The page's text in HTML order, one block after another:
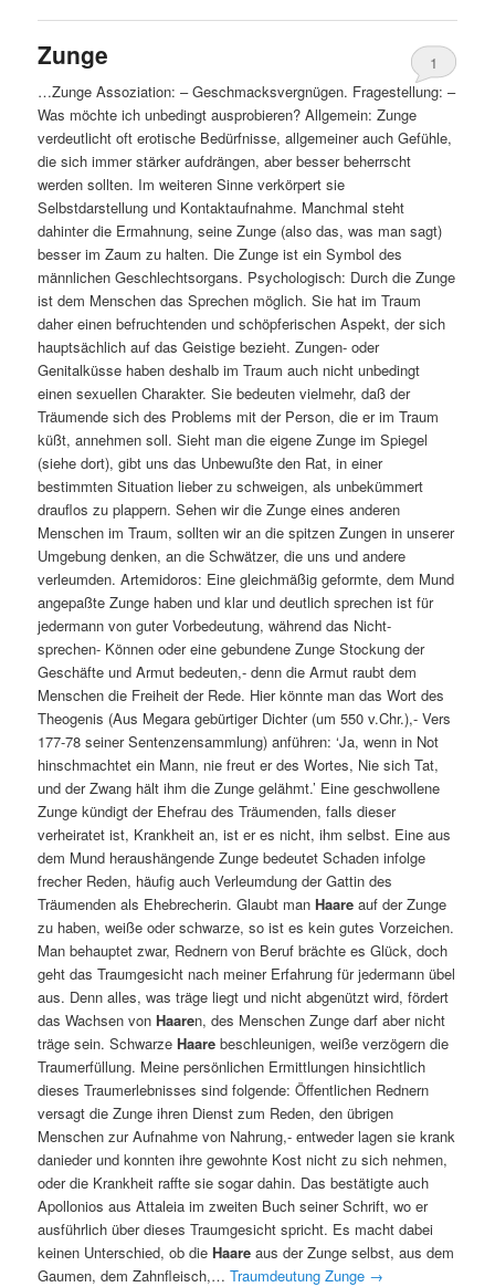
Zunge
1
…Zunge Assoziation: – Geschmacksvergnügen. Fragestellung: –
Was möchte ich unbedingt ausprobieren? Allgemein: Zunge
verdeutlicht oft erotische Bedürfnisse, allgemeiner auch Gefühle,
die sich immer stärker aufdrängen, aber besser beherrscht
werden sollten. Im weiteren Sinne verkörpert sie
Selbstdarstellung und Kontaktaufnahme. Manchmal steht
dahinter die Ermahnung, seine Zunge (also das, was man sagt)
besser im Zaum zu halten. Die Zunge ist ein Symbol des
männlichen Geschlechtsorgans. Psychologisch: Durch die Zunge
ist dem Menschen das Sprechen möglich. Sie hat im Traum
daher einen befruchtenden und schöpferischen Aspekt, der sich
hauptsächlich auf das Geistige bezieht. Zungen- oder
Genitalküsse haben deshalb im Traum auch nicht unbedingt
einen sexuellen Charakter. Sie bedeuten vielmehr, daß der
Träumende sich des Problems mit der Person, die er im Traum
küßt, annehmen soll. Sieht man die eigene Zunge im Spiegel
(siehe dort), gibt uns das Unbewußte den Rat, in einer
bestimmten Situation lieber zu schweigen, als unbekümmert
drauflos zu plappern. Sehen wir die Zunge eines anderen
Menschen im Traum, sollten wir an die spitzen Zungen in unserer
Umgebung denken, an die Schwätzer, die uns und andere
verleumden. Artemidoros: Eine gleichmäßig geformte, dem Mund
angepaßte Zunge haben und klar und deutlich sprechen ist für
jedermann von guter Vorbedeutung, während das Nicht-
sprechen- Können oder eine gebundene Zunge Stockung der
Geschäfte und Armut bedeuten,- denn die Armut raubt dem
Menschen die Freiheit der Rede. Hier könnte man das Wort des
Theogenis (Aus Megara gebürtiger Dichter (um 550 v.Chr.),- Vers
177-78 seiner Sentenzensammlung) anführen: ‘Ja, wenn in Not
hinschmachtet ein Mann, nie freut er des Wortes, Nie sich Tat,
und der Zwang hält ihm die Zunge gelähmt.’ Eine geschwollene
Zunge kündigt der Ehefrau des Träumenden, falls dieser
verheiratet ist, Krankheit an, ist er es nicht, ihm selbst. Eine aus
dem Mund heraushängende Zunge bedeutet Schaden infolge
frecher Reden, häufig auch Verleumdung der Gattin des
Träumenden als Ehebrecherin. Glaubt manHaare auf der Zunge
zu haben, weiße oder schwarze, so ist es kein gutes Vorzeichen.
Man behauptet zwar, Rednern von Beruf brächte es Glück, doch
geht das Traumgesicht nach meiner Erfahrung für jedermann übel
aus. Denn alles, was träge liegt und nicht abgenützt wird, fördert
das Wachsen vonHaaren, des Menschen Zunge darf aber nicht
träge sein. SchwarzeHaare beschleunigen, weiße verzögern die
Traumerfüllung. Meine persönlichen Ermittlungen hinsichtlich
dieses Traumerlebnisses sind folgende: Öffentlichen Rednern
versagt die Zunge ihren Dienst zum Reden, den übrigen
Menschen zur Aufnahme von Nahrung,- entweder lagen sie krank
danieder und konnten ihre gewohnte Kost nicht zu sich nehmen,
oder die Krankheit raffte sie sogar dahin. Das bestätigte auch
Apollonios aus Attaleia im zweiten Buch seiner Schrift, wo er
ausführlich über dieses Traumgesicht spricht. Es macht dabei
keinen Unterschied, ob dieHaare aus der Zunge selbst, aus dem
Gaumen, dem Zahnfleisch,…Traumdeutung Zunge →